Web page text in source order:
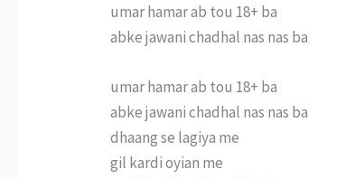
umar hamar ab tou 18+ ba
abke jawani chadhal nas nas ba
umar hamar ab tou 18+ ba
abke jawani chadhal nas nas ba
dhaang se lagiya me
gil kardi oyian me